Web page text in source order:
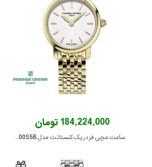
184,224,000 تومان
ساعت مچی فردریک کنستانت مدل FC-200S5B